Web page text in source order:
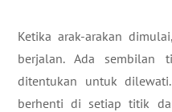
Ketika arak-arakan
berjalan. Ada
ditentukan untuk
berhenti di setiap titik